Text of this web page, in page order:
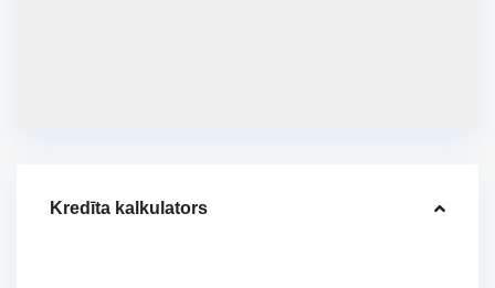
Kredīta kalkulators